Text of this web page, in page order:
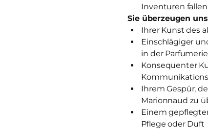
Inventuren
Sie überzeugen
Ihrer Kunst des
Einschlägiger
in der
Konsequenter
Ihrem Gespür,
Marionnaud zu
Einem
Pflege oder Duft